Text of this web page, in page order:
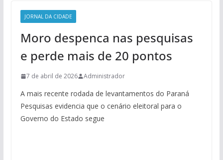
JORNAL DA CIDADE
Moro despenca nas pesquisas
e perde mais de 20 pontos
7 de abril de 2026 Administrador
A mais recente rodada de levantamentos do Paraná
Pesquisas evidencia que o cenário eleitoral para o
Governo do Estado segue